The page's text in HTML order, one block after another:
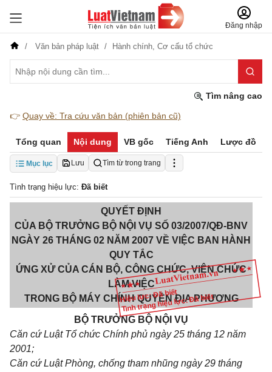
Đăng nhập
Văn bản pháp luật Hành chính, Cơ cấu tổ chức
Tìm nâng cao
👉 Quay về: Tra cứu văn bản (phiên bản cũ)
Tổng quan Nội dung VB gốc Tiếng Anh Lược đồ
Mục lục Lưu Tìm từ trong trang
Tình trạng hiệu lực: Đã biết
Hiệu lực: Đã biết
Tình trạng hiệu lực: Đã biết
QUYẾT ĐỊNH
CỦA BỘ TRƯỞNG BỘ NỘI VỤ SỐ 03/2007/QĐ-BNV
NGÀY 26 THÁNG 02 NĂM 2007 VỀ VIỆC BAN HÀNH
QUY TẮC
ỨNG XỬ CỦA CÁN BỘ, CÔNG CHỨC, VIÊN CHỨC
LÀM VIỆC
TRONG BỘ MÁY CHÍNH QUYỀN ĐỊA PHƯƠNG
BỘ TRƯỞNG BỘ NỘI VỤ
Căn cứ Luật Tổ chức Chính phủ ngày 25 tháng 12 năm
2001;
Căn cứ Luật Phòng, chống tham nhũng ngày 29 tháng